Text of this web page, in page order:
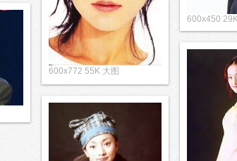
600x772 55K 大图
600x450